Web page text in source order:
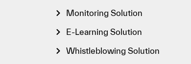
Monitoring Solution
E-Learning Solution
Whistleblowing Solution